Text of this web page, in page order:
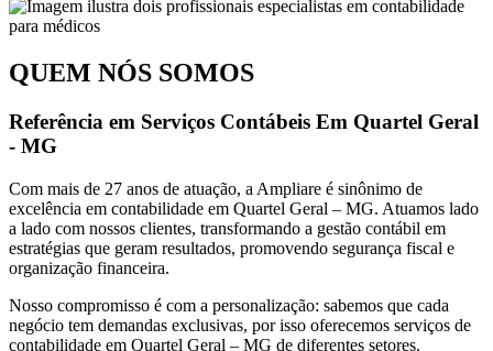
QUEM NÓS SOMOS
Referência em Serviços Contábeis Em Quartel Geral
- MG
Com mais de 27 anos de atuação, a Ampliare é sinônimo de
excelência em contabilidade em Quartel Geral – MG. Atuamos lado
a lado com nossos clientes, transformando a gestão contábil em
estratégias que geram resultados, promovendo segurança fiscal e
organização financeira.
Nosso compromisso é com a personalização: sabemos que cada
negócio tem demandas exclusivas, por isso oferecemos serviços de
contabilidade em Quartel Geral – MG de diferentes setores.